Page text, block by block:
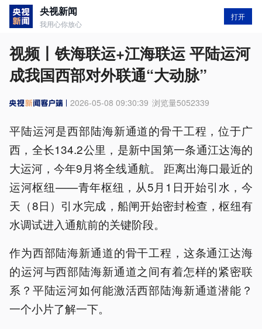
央视新闻
我用心你放心
打开
视频丨铁海联运+江海联运 平陆运河
成我国西部对外联通“大动脉”
2026-05-08 09:30:39 浏览量5052339
平陆运河是西部陆海新通道的骨干工程，位于广
西，全长134.2公里，是新中国第一条通江达海的
大运河，今年9月将全线通航。 距离出海口最近的
运河枢纽——青年枢纽，从5月1日开始引水，今
天（8日）引水完成，船闸开始密封检查，枢纽有
水调试进入通航前的关键阶段。
作为西部陆海新通道的骨干工程，这条通江达海
的运河与西部陆海新通道之间有着怎样的紧密联
系？平陆运河如何能激活西部陆海新通道潜能？
一个小片了解一下。